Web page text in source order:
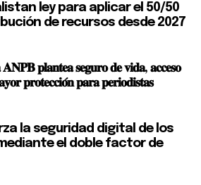
ley para aplicar el 50/50
de recursos desde 2027
𝐀𝐍𝐏𝐁 𝐩𝐥𝐚𝐧𝐭𝐞𝐚 𝐬𝐞𝐠𝐮𝐫𝐨 𝐝𝐞 𝐯𝐢𝐝𝐚, 𝐚𝐜𝐜𝐞𝐬𝐨
𝐩𝐫𝐨𝐭𝐞𝐜𝐜𝐢𝐨́𝐧 𝐩𝐚𝐫𝐚 𝐩𝐞𝐫𝐢𝐨𝐝𝐢𝐬𝐭𝐚𝐬
la seguridad digital de los
el doble factor de